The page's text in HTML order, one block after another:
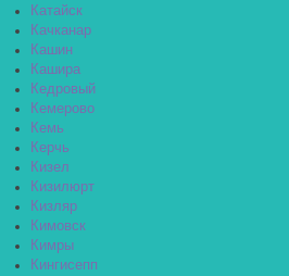
Катайск
Качканар
Кашин
Кашира
Кедровый
Кемерово
Кемь
Керчь
Кизел
Кизилюрт
Кизляр
Кимовск
Кимры
Кингисепп